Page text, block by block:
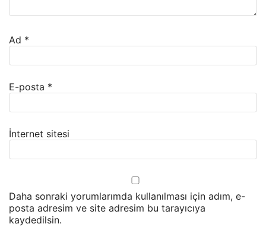
Ad *
E-posta *
İnternet sitesi
Daha sonraki yorumlarımda kullanılması için adım, e-
posta adresim ve site adresim bu tarayıcıya
kaydedilsin.